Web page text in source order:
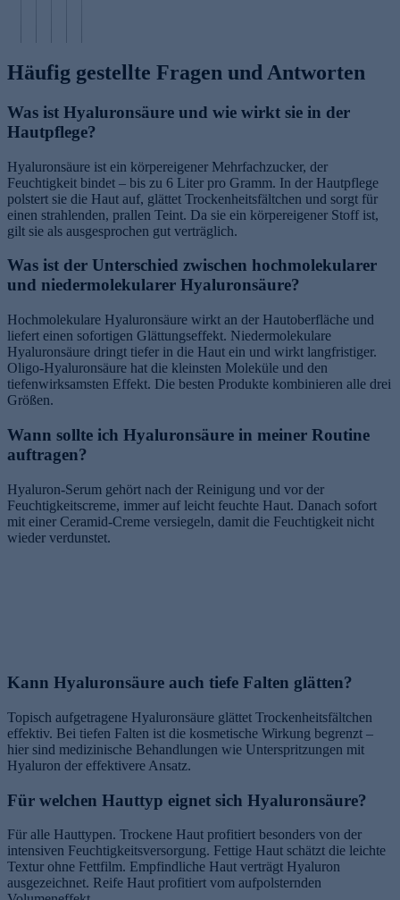
Häufig gestellte Fragen und Antworten
Was ist Hyaluronsäure und wie wirkt sie in der
Hautpflege?
Hyaluronsäure ist ein körpereigener Mehrfachzucker, der
Feuchtigkeit bindet – bis zu 6 Liter pro Gramm. In der Hautpflege
polstert sie die Haut auf, glättet Trockenheitsfältchen und sorgt für
einen strahlenden, prallen Teint. Da sie ein körpereigener Stoff ist,
gilt sie als ausgesprochen gut verträglich.
Was ist der Unterschied zwischen hochmolekularer
und niedermolekularer Hyaluronsäure?
Hochmolekulare Hyaluronsäure wirkt an der Hautoberfläche und
liefert einen sofortigen Glättungseffekt. Niedermolekulare
Hyaluronsäure dringt tiefer in die Haut ein und wirkt langfristiger.
Oligo-Hyaluronsäure hat die kleinsten Moleküle und den
tiefenwirksamsten Effekt. Die besten Produkte kombinieren alle drei
Größen.
Wann sollte ich Hyaluronsäure in meiner Routine
auftragen?
Hyaluron-Serum gehört nach der Reinigung und vor der
Feuchtigkeitscreme, immer auf leicht feuchte Haut. Danach sofort
mit einer Ceramid-Creme versiegeln, damit die Feuchtigkeit nicht
wieder verdunstet.
Kann Hyaluronsäure auch tiefe Falten glätten?
Topisch aufgetragene Hyaluronsäure glättet Trockenheitsfältchen
effektiv. Bei tiefen Falten ist die kosmetische Wirkung begrenzt –
hier sind medizinische Behandlungen wie Unterspritzungen mit
Hyaluron der effektivere Ansatz.
Für welchen Hauttyp eignet sich Hyaluronsäure?
Für alle Hauttypen. Trockene Haut profitiert besonders von der
intensiven Feuchtigkeitsversorgung. Fettige Haut schätzt die leichte
Textur ohne Fettfilm. Empfindliche Haut verträgt Hyaluron
ausgezeichnet. Reife Haut profitiert vom aufpolsternden